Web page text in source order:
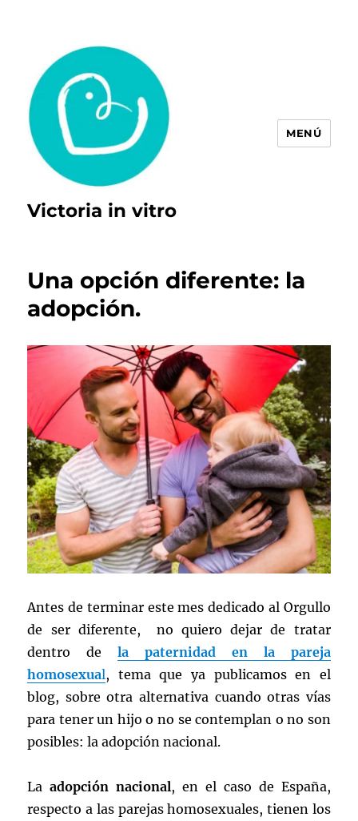
Victoria in vitro
MENÚ
Una opción diferente: la
adopción.
Antes de terminar este mes dedicado al Orgullo
de ser diferente, no quiero dejar de tratar
dentro dela paternidad en la pareja
homosexual, tema que ya publicamos en el
blog, sobre otra alternativa cuando otras vías
para tener un hijo o no se contemplan o no son
posibles: la adopción nacional.
Laadopción nacional, en el caso de España,
respecto a las parejas homosexuales, tienen los